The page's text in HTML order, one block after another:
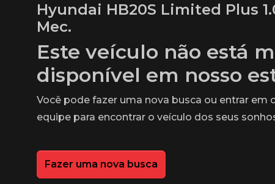
Hyundai HB20S Limited Plus
Mec.
Este veículo não está
disponível em nosso
Você pode fazer uma nova busca ou entrar em
equipe para encontrar o veículo dos seus
Fazer uma nova busca